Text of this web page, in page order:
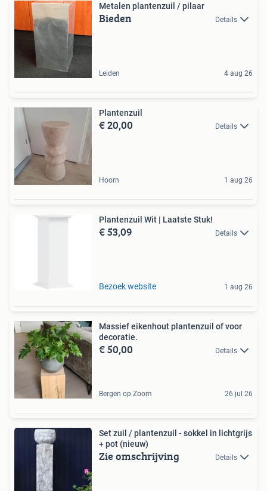
Metalen plantenzuil / pilaar
Bieden Details
Leiden 4 aug 26
Plantenzuil
€ 20,00 Details
Hoorn 1 aug 26
Plantenzuil Wit | Laatste Stuk!
€ 53,09 Details
Bezoek website 1 aug 26
Massief eikenhout plantenzuil of voor
decoratie.
€ 50,00 Details
Bergen op Zoom 26 jul 26
Set zuil / plantenzuil - sokkel in lichtgrijs
+ pot (nieuw)
Zie omschrijving Details